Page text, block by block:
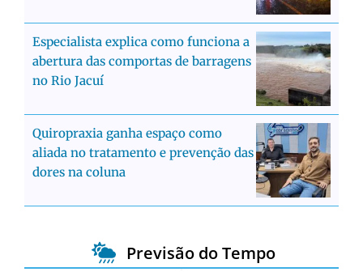
Especialista explica como funciona a
abertura das comportas de barragens
no Rio Jacuí
Quiropraxia ganha espaço como
aliada no tratamento e prevenção das
dores na coluna
Previsão do Tempo